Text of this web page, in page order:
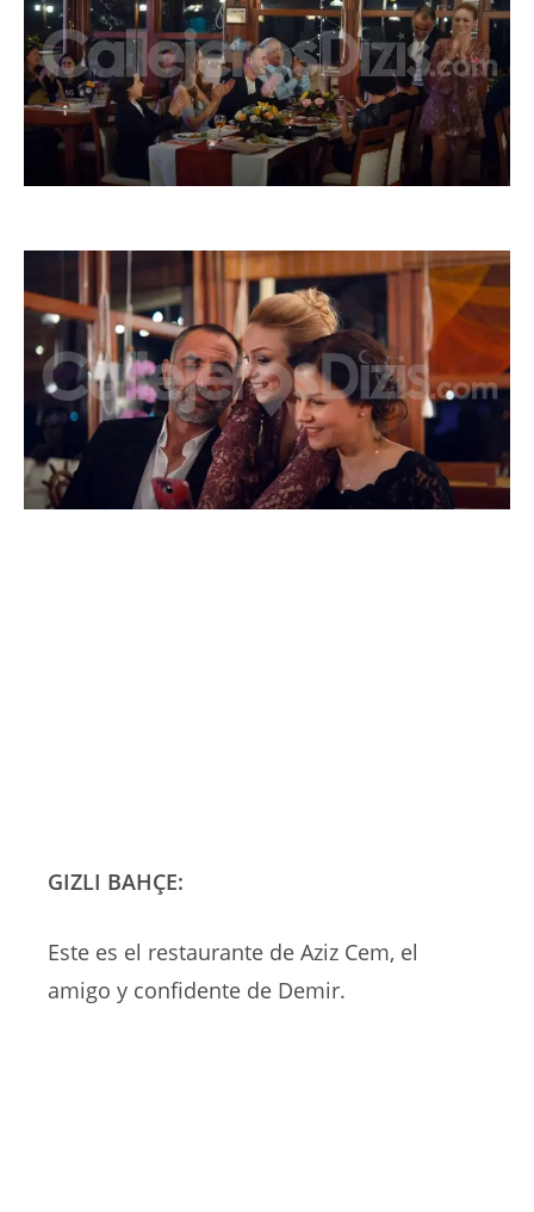
GIZLI BAHÇE:
Este es el restaurante de Aziz Cem, el
amigo y confidente de Demir.